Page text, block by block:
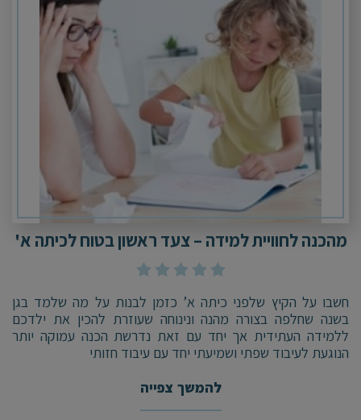
מהכנה לחוויית למידה – צעד ראשון בטוח לכיתה א'
חשבו על הקיץ שלפני כיתה א’ כזמן לבנות על מה שלמד בגן
בשנה שחלפה בצורה מהנה ונינוחה שעוזרת להכין את ילדכם
ללמידה העתידית אך יחד עם זאת נדרשת הכנה עמוקה יותר
הנוגעת לעיבוד שפתי ושמיעתי יחד עם עיבוד חזותי
להמשך צפייה